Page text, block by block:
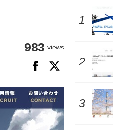
983 views